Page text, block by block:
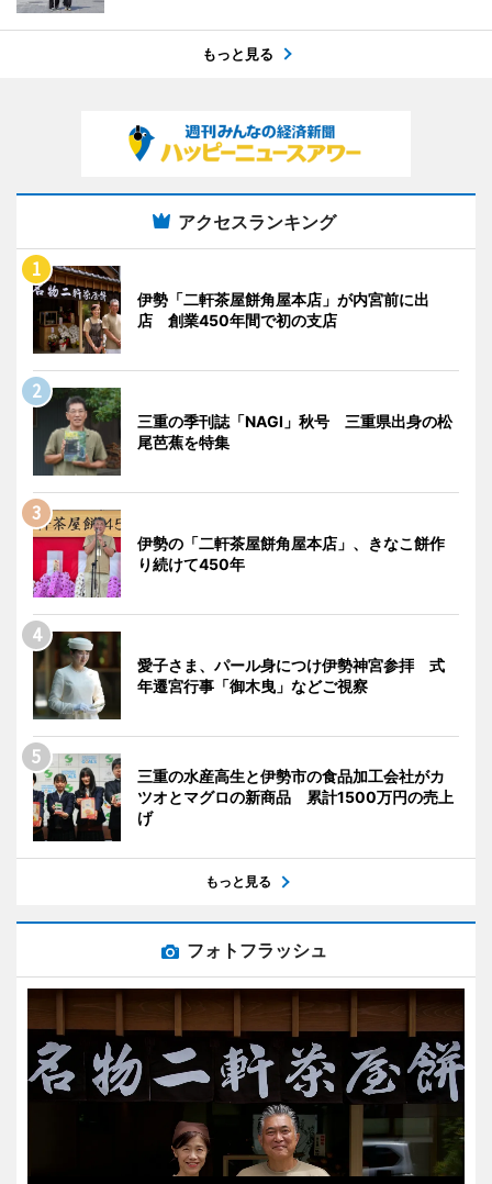
もっと見る
アクセスランキング
伊勢「二軒茶屋餅角屋本店」が内宮前に出
店 創業450年間で初の支店
三重の季刊誌「NAGI」秋号 三重県出身の松
尾芭蕉を特集
伊勢の「二軒茶屋餅角屋本店」、きなこ餅作
り続けて450年
愛子さま、パール身につけ伊勢神宮参拝 式
年遷宮行事「御木曳」などご視察
三重の水産高生と伊勢市の食品加工会社がカ
ツオとマグロの新商品 累計1500万円の売上
げ
もっと見る
フォトフラッシュ